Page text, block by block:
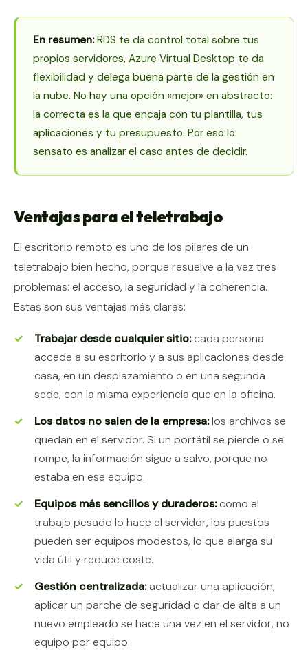
En resumen:RDS te da control total sobre tus
propios servidores, Azure Virtual Desktop te da
flexibilidad y delega buena parte de la gestión en
la nube. No hay una opción «mejor» en abstracto:
la correcta es la que encaja con tu plantilla, tus
aplicaciones y tu presupuesto. Por eso lo
sensato es analizar el caso antes de decidir.
Ventajas para el teletrabajo
El escritorio remoto es uno de los pilares de un
teletrabajo bien hecho, porque resuelve a la vez tres
problemas: el acceso, la seguridad y la coherencia.
Estas son sus ventajas más claras:
Trabajar desde cualquier sitio:cada persona
accede a su escritorio y a sus aplicaciones desde
casa, en un desplazamiento o en una segunda
sede, con la misma experiencia que en la oficina.
Los datos no salen de la empresa:los archivos se
quedan en el servidor. Si un portátil se pierde o se
rompe, la información sigue a salvo, porque no
estaba en ese equipo.
Equipos más sencillos y duraderos:como el
trabajo pesado lo hace el servidor, los puestos
pueden ser equipos modestos, lo que alarga su
vida útil y reduce coste.
Gestión centralizada:actualizar una aplicación,
aplicar un parche de seguridad o dar de alta a un
nuevo empleado se hace una vez en el servidor, no
equipo por equipo.